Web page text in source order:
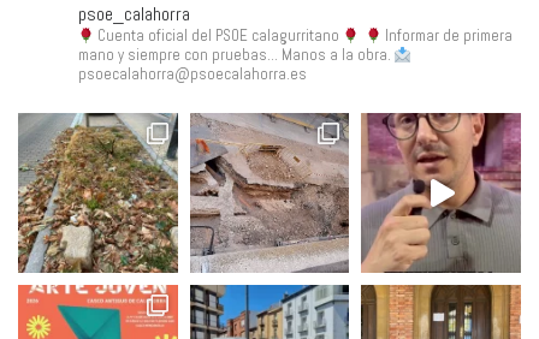
psoe_calahorra
Cuenta oficial del PSOE calagurritano
Informar de primera
mano y siempre con pruebas... Manos a la obra.
psoecalahorra@psoecalahorra.es